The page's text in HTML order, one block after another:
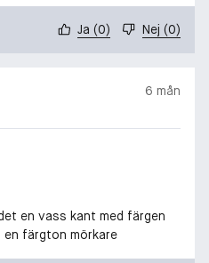
Ja (0) Nej (0)
6 mån
en vass kant med färgen
en färgton mörkare